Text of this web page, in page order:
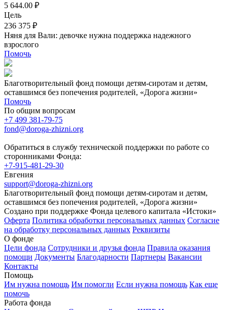
5 644.00 ₽
Цель
236 375 ₽
Няня для Вали: девочке нужна поддержка надежного
взрослого
Помочь
Благотворительный фонд помощи детям-сиротам и детям,
оставшимся без попечения родителей, «Дорога жизни»
Помочь
По общим вопросам
+7 499 381-79-75
fond@doroga-zhizni.org
Обратиться в службу технической поддержки по работе со
сторонниками Фонда:
+7-915-481-29-30
Евгения
support@doroga-zhizni.org
Благотворительный фонд помощи детям-сиротам и детям,
оставшимся без попечения родителей, «Дорога жизни»
Создано при поддержке Фонда целевого капитала «Истоки»
Оферта Политика обработки персональных данных Согласие
на обработку персональных данных Реквизиты
О фонде
Цели фонда Сотрудники и друзья фонда Правила оказания
помощи Документы Благодарности Партнеры Вакансии
Контакты
Помощь
Им нужна помощь Им помогли Если нужна помощь Как еще
помочь
Работа фонда